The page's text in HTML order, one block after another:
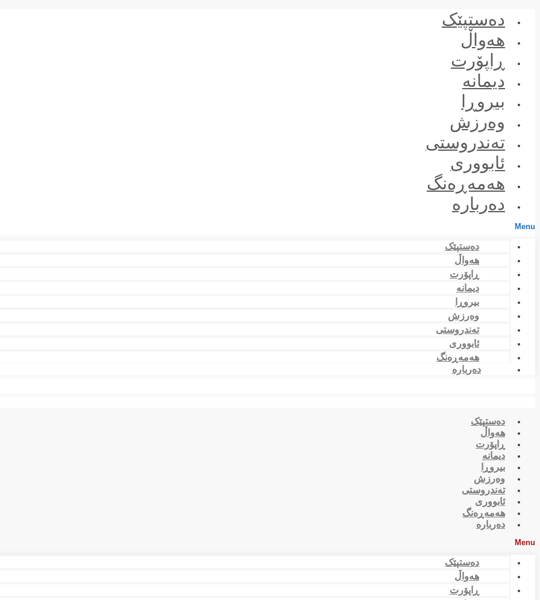
دەستپێک
هەواڵ
ڕاپۆرت
دیمانە
بیروڕا
وەرزش
تەندروستی
ئابووری
هەمەڕەنگ
دەربارە
Menu
دەستپێک
هەواڵ
ڕاپۆرت
دیمانە
بیروڕا
وەرزش
تەندروستی
ئابووری
هەمەڕەنگ
دەربارە
دەستپێک
هەواڵ
ڕاپۆرت
دیمانە
بیروڕا
وەرزش
تەندروستی
ئابووری
هەمەڕەنگ
دەربارە
Menu
دەستپێک
هەواڵ
ڕاپۆرت